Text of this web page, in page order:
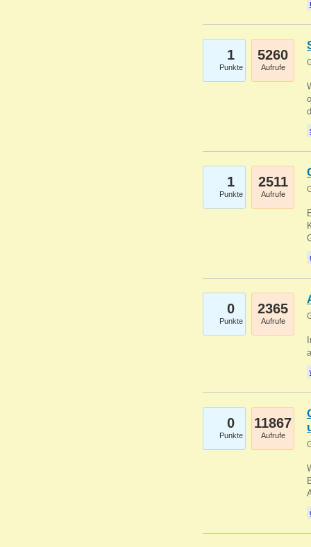
1
Punkte
5260
Aufrufe
1
Punkte
2511
Aufrufe
0
Punkte
2365
Aufrufe
0
Punkte
11867
Aufrufe